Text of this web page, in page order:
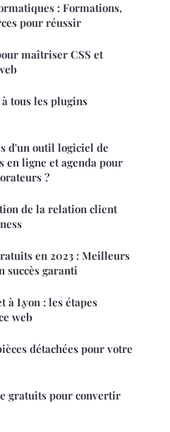
: Formations,
pour réussir
maîtriser CSS et
tous les plugins
d'un outil logiciel de
en ligne et agenda pour
?
de la relation client
en 2023 : Meilleurs
succès garanti
à Lyon : les étapes
web
détachées pour votre
gratuits pour convertir